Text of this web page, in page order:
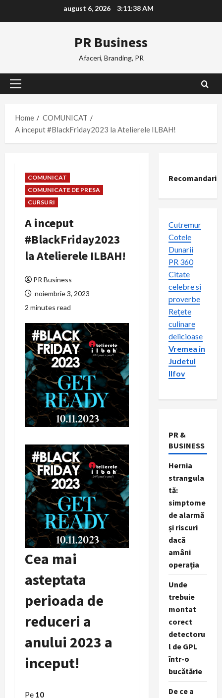
august 6, 2026 3:11:38 AM
PR Business
Afaceri, Branding, PR
Primary
Home
COMUNICAT
A inceput #BlackFriday2023 la Atelierele ILBAH!
COMUNICAT
COMUNICATE DE PRESA
CURSURI
A inceput
#BlackFriday2023
la Atelierele ILBAH!
PR Business
noiembrie 3, 2023
2 minutes read
Cea mai
asteptata
perioada de
reduceri a
anului 2023 a
inceput!
Pe 10
Recomandari
Cutremur
Cotele
Dunarii
PR 360
Citate
celebre si
proverbe
Rețete
culinare
delicioase
Vremea in
Judetul
Ilfov
PR &
BUSINESS
Hernia
strangula
tă:
simptome
de alarmă
și riscuri
dacă
amâni
operația
Unde
trebuie
montat
corect
detectoru
l de GPL
într-o
bucătărie
De ce a